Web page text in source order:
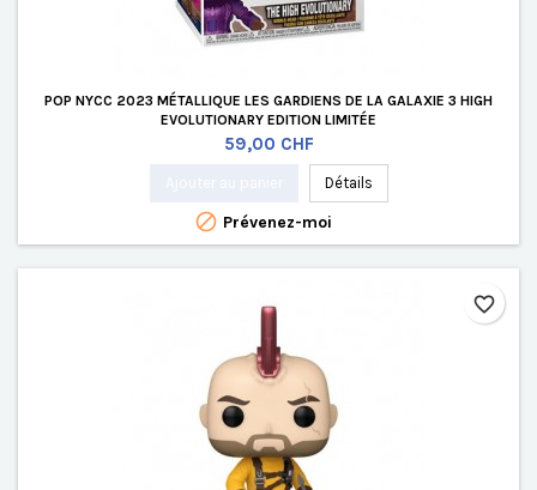
POP NYCC 2023 MÉTALLIQUE LES GARDIENS DE LA GALAXIE 3 HIGH
EVOLUTIONARY EDITION LIMITÉE
Prix
59,00 CHF
Détails
 Prévenez-moi
favorite_border